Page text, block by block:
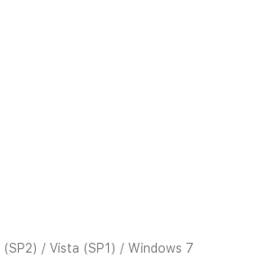
/ Vista (SP1) / Windows 7